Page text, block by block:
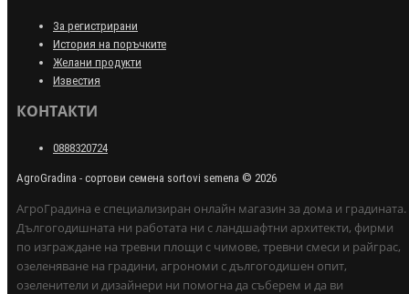
За регистрирани
История на поръчките
Желани продукти
Известия
КОНТАКТИ
0888320724
AgroGradina - сортови семена sortovi semena © 2026
АгроГрадина е специализиран онлайн магазин за дома и градината.
Дългогодишната ни работата ни с ландшафтни архитекти, фирми
по изграждане на тревни площи с чимове, тревни смеси и райграс,
озеленяване на градини, агрономи с дългогодишен опит,
озеленители и дизайнери ни помогна да съберем и да ви